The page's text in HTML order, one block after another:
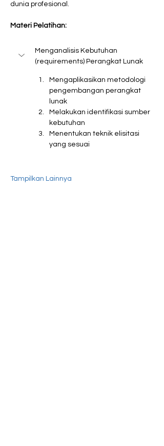
dunia profesional.
Materi Pelatihan:
Menganalisis Kebutuhan
(requirements) Perangkat Lunak
Mengaplikasikan metodologi
pengembangan perangkat
lunak
Melakukan identifikasi sumber
kebutuhan
Menentukan teknik elisitasi
yang sesuai
Tampilkan Lainnya